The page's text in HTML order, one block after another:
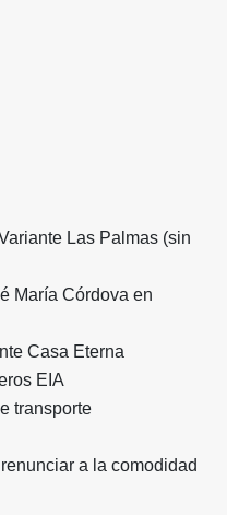
Las Palmas (sin
María Córdova en
Casa Eterna
EIA
transporte
a la comodidad